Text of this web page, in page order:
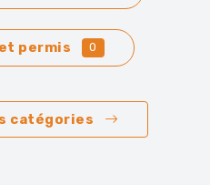
permis 0
catégories